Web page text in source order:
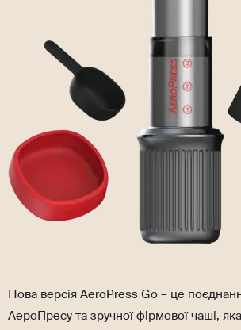
Нова версія AeroPress Go – це
АероПресу та зручної фірмової чаші,